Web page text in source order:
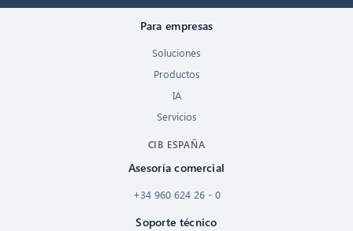
Para empresas
Soluciones
Productos
IA
Servicios
CIB ESPAÑA
Asesoría comercial
+34 960 624 26 - 0
Soporte técnico